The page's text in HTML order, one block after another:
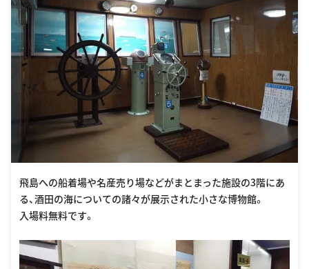
飛島への船着場や名産売り場などがまとまった施設の3階にあ
る、酒田の海についての諸々が展示された小さな博物館。
入場料無料です。